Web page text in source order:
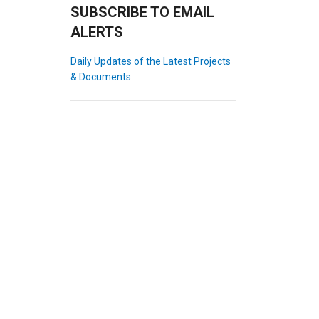
SUBSCRIBE TO EMAIL
ALERTS
Daily Updates of the Latest Projects
& Documents